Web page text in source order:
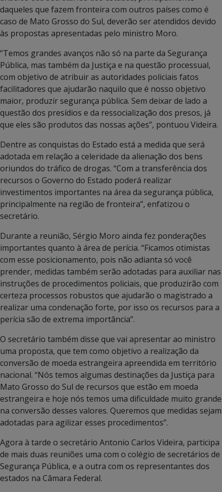
daqueles que fazem fronteira com outros países como é
caso de Mato Grosso do Sul, deverão ser atendidos devido
às propostas apresentadas pelo ministro Moro.
“Temos grandes avanços não só na parte da Segurança
Pública, mas também da Justiça e na questão processual,
com objetivo de atribuir as autoridades policiais fatos
facilitadores que ajudarão naquilo que é nosso objetivo
maior, produzir segurança pública. Sem deixar de lado a
questão dos presídios e da ressocialização dos presos, já
que eles são produtos das nossas ações”, pontuou Videira.
Dentre as conquistas do Estado está a medida que será
adotada em relação a celeridade da alienação dos bens
oriundos do tráfico de drogas. “Com a transferência dos
recursos o Governo do Estado poderá realizar
investimentos importantes na área da segurança pública,
principalmente na região de fronteira”, enfatizou o
secretário.
Durante a reunião, Sérgio Moro ainda fez ponderações
importantes quanto à área de perícia. “Ficamos otimistas
com esse posicionamento, pois não adianta só você
prender, medidas também serão adotadas para auxiliar nas
instruções de procedimentos policiais, que produzirão com
certeza processos robustos que ajudarão o magistrado a
realizar uma condenação forte, por isso os recursos para a
perícia são de extrema importância”.
O secretário também disse que vai apresentar ao ministro
uma proposta, que tem como objetivo a realização da
conversão de moeda estrangeira apreendida em território
nacional. “Nós temos algumas destinações da Justiça para
Mato Grosso do Sul de recursos que estão em moeda
estrangeira e hoje nós temos uma dificuldade muito grande
na conversão desses valores. Queremos que medidas sejam
adotadas para agilizar esses procedimentos”.
Agora à tarde o secretário Antonio Carlos Videira, participa
de mais duas reuniões uma com o colégio de secretários de
Segurança Pública, e a outra com os representantes dos
estados na Câmara Federal.